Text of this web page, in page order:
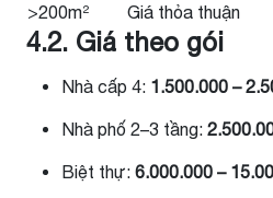
>200m²
Giá thỏa thuận
4.2. Giá theo gói
Nhà cấp 4: 1.500.000 –
Nhà phố 2–3 tầng:
Biệt thự: 6.000.000 –